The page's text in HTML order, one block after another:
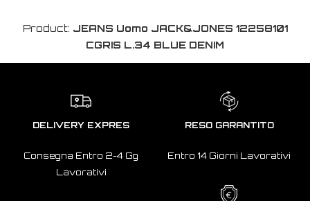
Product: JEANS Uomo JACK&JONES 12258101
CGRIS L.34 BLUE DENIM
DELIVERY EXPRES
Consegna Entro 2-4 Gg
Lavorativi
RESO GARANTITO
Entro 14 Giorni Lavorativi